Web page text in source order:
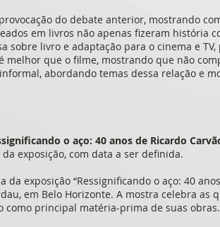
do debate anterior, mostrando
em livros não apenas fizeram história
sobre livro e adaptação para o cinema e
que o filme, mostrando que não
abordando temas dessa relação e
o aço: 40 anos de Ricardo
exposição, com data a ser definida.
exposição “Ressignificando o aço: 40
em Belo Horizonte. A mostra celebra as
como principal matéria-prima de suas obras.